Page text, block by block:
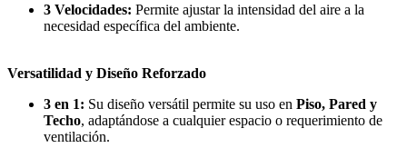
3 Velocidades: Permite ajustar la intensidad del aire a la
necesidad específica del ambiente.
Versatilidad y Diseño Reforzado
3 en 1: Su diseño versátil permite su uso en Piso, Pared y
Techo, adaptándose a cualquier espacio o requerimiento de
ventilación.